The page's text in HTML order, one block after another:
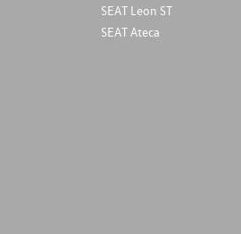
SEAT Leon ST
SEAT Ateca